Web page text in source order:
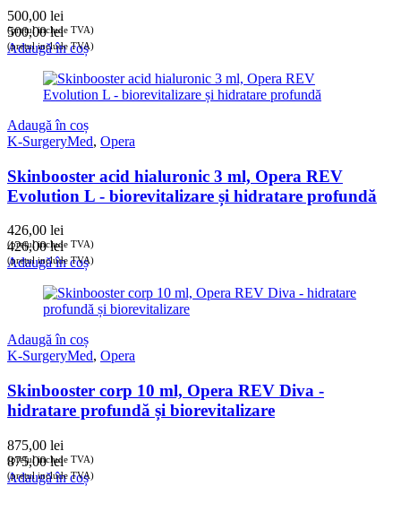
500,00 lei
(prețul include TVA)
500,00lei
(prețul include TVA)
Adaugă în coș
Adaugă în coș
K-SurgeryMed, Opera
Skinbooster acid hialuronic 3 ml, Opera REV
Evolution L - biorevitalizare și hidratare profundă
426,00 lei
(prețul include TVA)
426,00lei
(prețul include TVA)
Adaugă în coș
Adaugă în coș
K-SurgeryMed, Opera
Skinbooster corp 10 ml, Opera REV Diva -
hidratare profundă și biorevitalizare
875,00 lei
(prețul include TVA)
875,00lei
(prețul include TVA)
Adaugă în coș